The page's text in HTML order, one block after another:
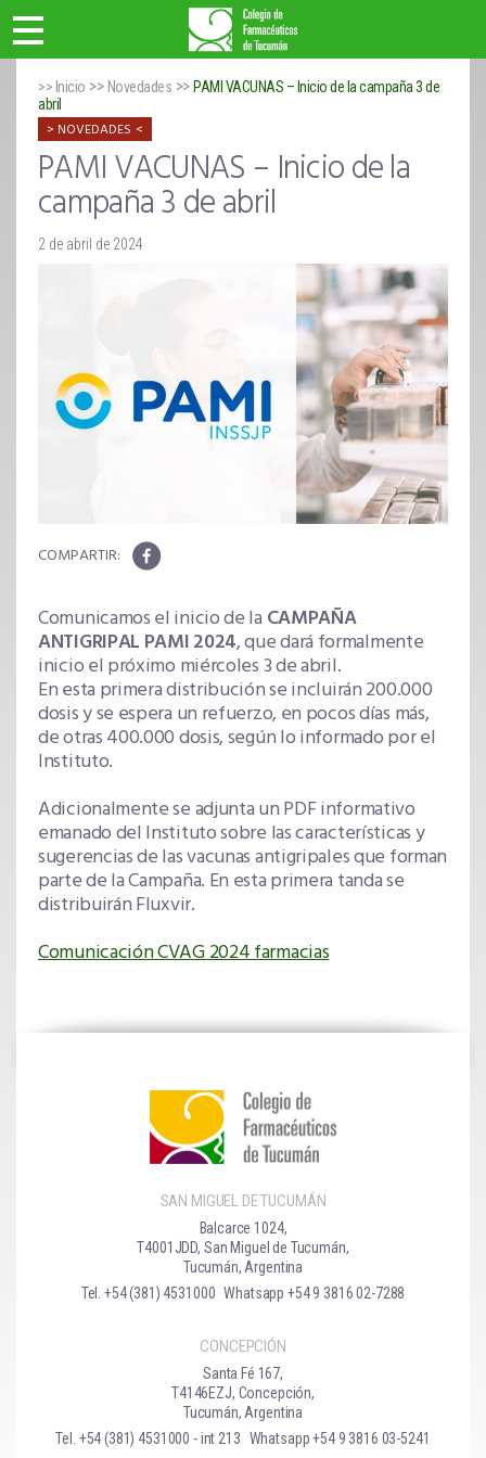
>> Inicio >> Novedades >> PAMI VACUNAS – Inicio de la campaña 3 de
abril
NOVEDADES
PAMI VACUNAS – Inicio de la
campaña 3 de abril
2 de abril de 2024
Comunicamos el inicio de la CAMPAÑA
ANTIGRIPAL PAMI 2024, que dará formalmente
inicio el próximo miércoles 3 de abril.
En esta primera distribución se incluirán 200.000
dosis y se espera un refuerzo, en pocos días más,
de otras 400.000 dosis, según lo informado por el
Instituto.
Adicionalmente se adjunta un PDF informativo
emanado del Instituto sobre las características y
sugerencias de las vacunas antigripales que forman
parte de la Campaña. En esta primera tanda se
distribuirán Fluxvir.
Comunicación CVAG 2024 farmacias
SAN MIGUEL DE TUCUMÁN
Balcarce 1024,
T4001JDD, San Miguel de Tucumán,
Tucumán, Argentina
Tel. +54 (381) 4531000 Whatsapp +54 9 3816 02-7288
CONCEPCIÓN
Santa Fé 167,
T4146EZJ, Concepción,
Tucumán, Argentina
Tel. +54 (381) 4531000 - int 213 Whatsapp +54 9 3816 03-5241